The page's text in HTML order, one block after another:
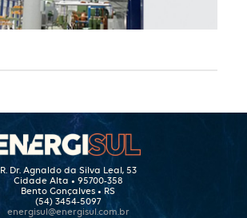
R. Dr. Agnaldo da Silva Leal, 53
Cidade Alta • 95700-358
Bento Gonçalves • RS
(54) 3454-5097
energisul@energisul.com.br